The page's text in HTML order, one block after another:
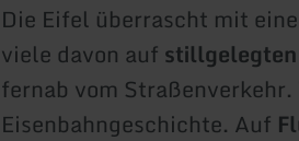
Die Eifel überrascht mit
viele davon auf
fernab vom
Eisenbahngeschichte. Auf